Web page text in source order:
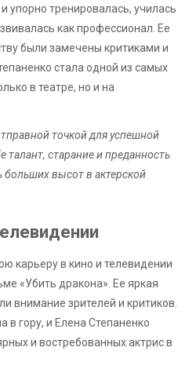
упорно тренировалась, училась
как профессионал. Ее
были замечены критиками и
стала одной из самых
в театре, но и на
точкой для успешной
старание и преданность
больших высот в актерской
карьеру в кино и телевидении
«Убить дракона». Ее яркая
внимание зрителей и критиков.
в гору, и Елена Степаненко
и востребованных актрис в